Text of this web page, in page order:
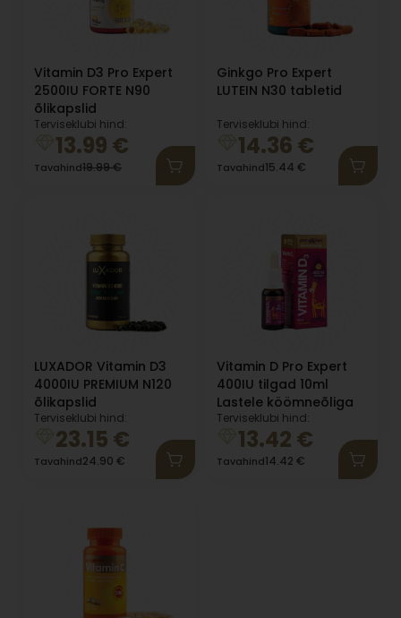
Vitamin D3 Pro Expert
2500IU FORTE N90
õlikapslid
Terviseklubi hind:
13.99 €
Tavahind19.99€
Ginkgo Pro Expert
LUTEIN N30 tabletid
Terviseklubi hind:
14.36 €
Tavahind15.44 €
LUXADOR Vitamin D3
4000IU PREMIUM N120
õlikapslid
Terviseklubi hind:
23.15 €
Tavahind24.90 €
Vitamin D Pro Expert
400IU tilgad 10ml
Lastele köömneõliga
Terviseklubi hind:
13.42 €
Tavahind14.42 €